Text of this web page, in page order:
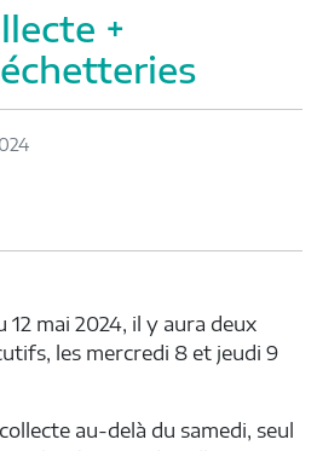
+
12 mai 2024, il y aura deux
les mercredi 8 et jeudi 9
au-delà du samedi, seul